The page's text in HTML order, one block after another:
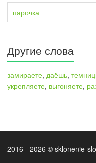
парочка
Другие слова
замираете, даёшь,
укрепляете, выгоняете,
2016 - 2026 © sklonenie-